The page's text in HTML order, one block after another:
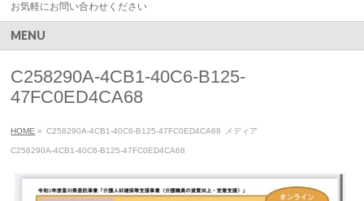
お気軽にお問い合わせください
MENU
C258290A-4CB1-40C6-B125-
47FC0ED4CA68
HOME » C258290A-4CB1-40C6-B125-47FC0ED4CA68 メディア
C258290A-4CB1-40C6-B125-47FC0ED4CA68